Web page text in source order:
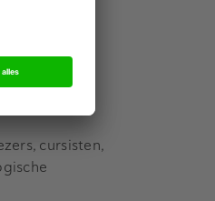
en
met
cursisten,